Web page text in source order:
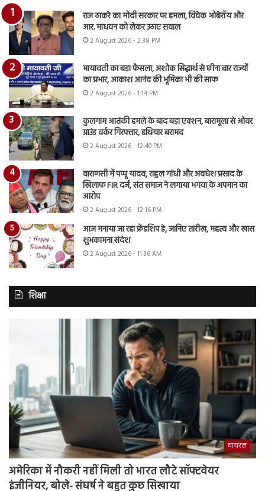
राज ठाकरे का मोदी सरकार पर हमला, विवेक ओबेरॉय और
आर. माधवन को लेकर उठाए सवाल
2 August 2026 - 2:38 PM
मायावती का बड़ा फैसला, अशोक सिद्धार्थ से छीना चार राज्यों
का प्रभार, आकाश आनंद की भूमिका भी की साफ
2 August 2026 - 1:14 PM
कुलगाम आतंकी हमले के बाद बड़ा एक्शन, बारामूला से ओवर
ग्राउंड वर्कर गिरफ्तार, हथियार बरामद
2 August 2026 - 12:40 PM
वाराणसी में पप्पू यादव, राहुल गांधी और अवधेश प्रसाद के
खिलाफ FIR दर्ज, संत समाज ने लगाया भगवा के अपमान का
आरोप
2 August 2026 - 12:16 PM
आज मनाया जा रहा फ्रेंडशिप डे, जानिए तारीख, महत्व और खास
शुभकामना संदेश
2 August 2026 - 11:36 AM
शिक्षा
वायरल
अमेरिका में नौकरी नहीं मिली तो भारत लौटे सॉफ्टवेयर
इंजीनियर, बोले- संघर्ष ने बहुत कुछ सिखाया